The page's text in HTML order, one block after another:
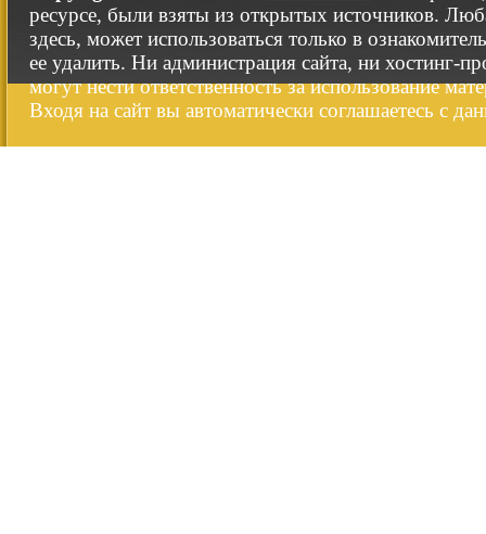
ресурсе, были взяты из открытых источников.
здесь, может использоваться только в
ее удалить. Ни администрация сайта, ни хостинг-
могут нести ответственность за использование
Входя на сайт вы автоматически соглашаетесь с